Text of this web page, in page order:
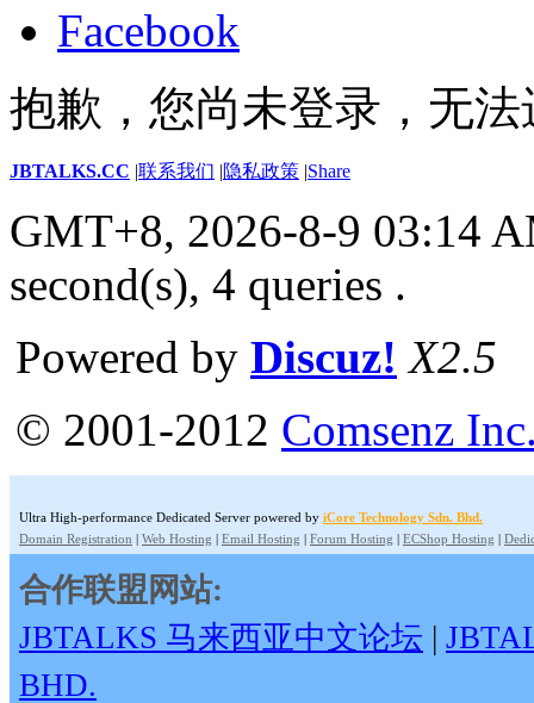
Facebook
抱歉，您尚未登录，无
JBTALKS.CC |联系我们 |隐私政策 |Share
GMT+8, 2026-8-9 03:14
second(s), 4 queries .
Powered by Discuz! X2.5
© 2001-2012 Comsenz
Ultra High-performance Dedicated Server powered by iCore Technology Sdn. Bhd.
Domain Registration | Web Hosting | Email Hosting | Forum Hosting | ECShop Hosting |
合作联盟网站:
JBTALKS 马来西亚中文论坛 |
BHD.